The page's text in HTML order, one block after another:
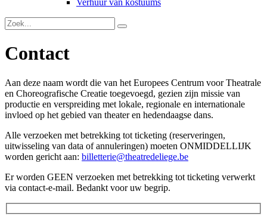
Verhuur van kostuums
Contact
Aan deze naam wordt die van het Europees Centrum voor Theatrale
en Choreografische Creatie toegevoegd, gezien zijn missie van
productie en verspreiding met lokale, regionale en internationale
invloed op het gebied van theater en hedendaagse dans.
Alle verzoeken met betrekking tot ticketing (reserveringen,
uitwisseling van data of annuleringen) moeten ONMIDDELLIJK
worden gericht aan: billetterie@theatredeliege.be
Er worden GEEN verzoeken met betrekking tot ticketing verwerkt
via contact-e-mail. Bedankt voor uw begrip.